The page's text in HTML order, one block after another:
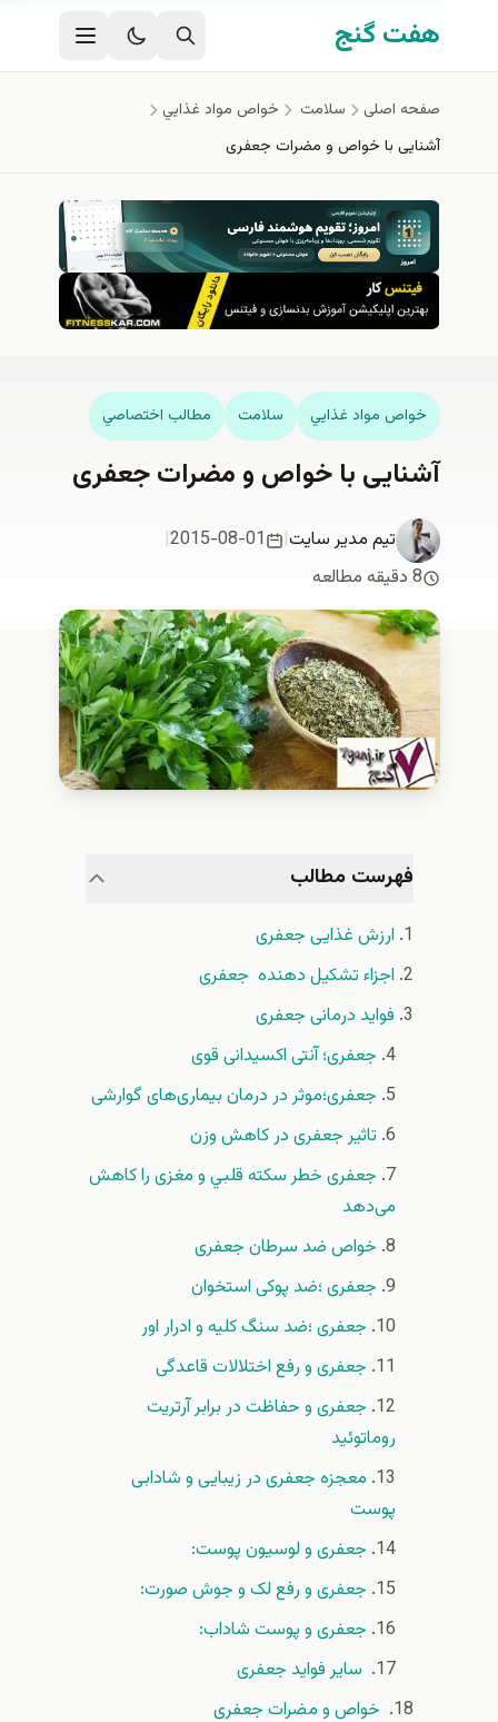
هفت گنج
صفحه اصلی سلامت
خواص مواد غذايي
آشنایی با خواص و مضرات جعفری
خواص مواد غذايي سلامت مطالب اختصاصي
آشنایی با خواص و مضرات جعفری
تیم مدیر سایت|
2015-08-01
|
فهرست مطالب
ارزش غذایی جعفری
اجزاء تشکیل دهنده جعفری
فواید درمانی جعفری
جعفری؛ آنتی اکسیدانی قوی
جعفری؛موثر در درمان بیماری‌های گوارشی
تاثیر جعفری در کاهش وزن
جعفری خطر سکته قلبي و مغزی را کاهش
خواص ضد سرطان جعفری
جعفری ؛ضد پوکی استخوان
جعفری ؛ضد سنگ کلیه و ادرار اور
جعفری و رفع اختلالات قاعدگی
جعفری و حفاظت در برابر آرتریت
روماتوئید
معجزه جعفری در زیبایی و شادابی
جعفری و لوسیون پوست:
جعفری و رفع لک و جوش صورت:
جعفری و پوست شاداب:
سایر فواید جعفری
خواص و مضرات جعفری